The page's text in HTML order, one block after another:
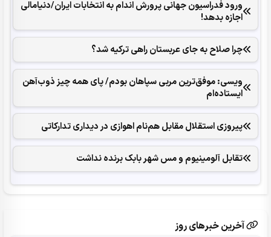
ورود فدراسیون جهانی پرورش اندام به انتخابات ایران/دنیامالی
اجازه بدهد!
چرا صلاح به جای عربستان راهی ترکیه شد؟
ویسی: موفق‌ترین مربی سپاهان بودم/ پای همه چیز ذوب‌آهن
ایستاده‌ام
پیروزی استقلال مقابل هم‌نام اهوازی در دیداری تدارکاتی
تقابل آلومینیوم و مس شهر بابک برنده نداشت
آخرین خبرهای روز